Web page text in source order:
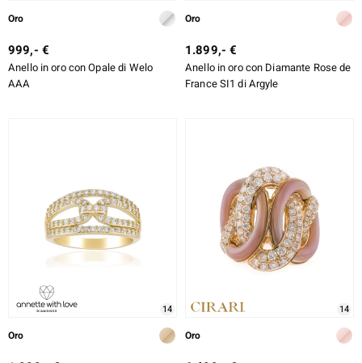
Oro
999,- €
Anello in oro con Opale di Welo
AAA
Oro
1.899,- €
Anello in oro con Diamante Rose de
France SI1 di Argyle
14
Oro
14
Oro